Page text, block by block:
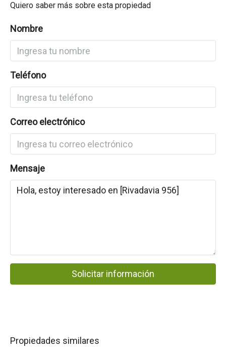
Quiero saber más sobre esta propiedad
Nombre
Teléfono
Correo electrónico
Mensaje
Solicitar información
Propiedades similares